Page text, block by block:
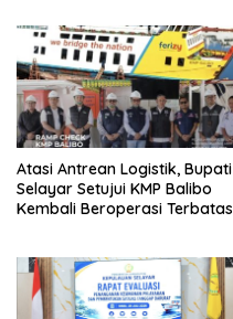
Atasi Antrean Logistik, Bupati
Selayar Setujui KMP Balibo
Kembali Beroperasi Terbatas